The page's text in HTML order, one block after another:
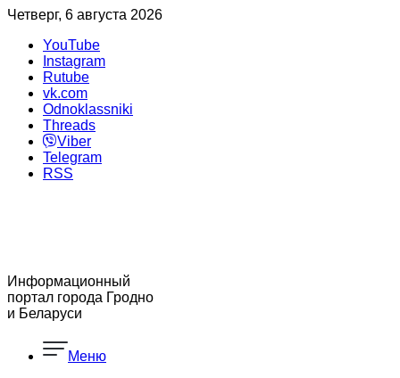
Четверг, 6 августа 2026
YouTube
Instagram
Rutube
vk.com
Odnoklassniki
Threads
Viber
Telegram
RSS
Информационный
портал города Гродно
и Беларуси
Меню